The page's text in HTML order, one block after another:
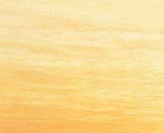
Сегодня в эфире
#безантракта:
живопись,
Димой Зицером,
Царского села и